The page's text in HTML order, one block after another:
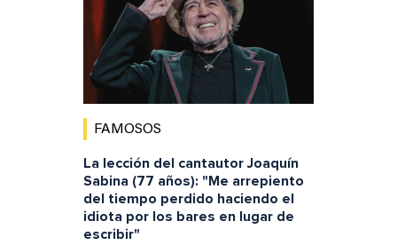
FAMOSOS
La lección del cantautor Joaquín
Sabina (77 años): "Me arrepiento
del tiempo perdido haciendo el
idiota por los bares en lugar de
escribir"